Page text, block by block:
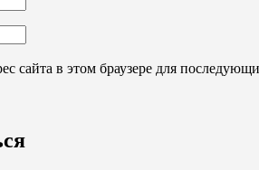
сайта в этом браузере для